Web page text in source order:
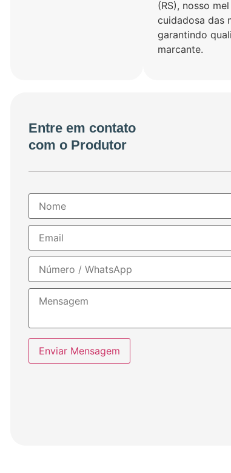
(RS), nosso
cuidadosa das
garantindo
marcante.
Entre em contato
com o Produtor
Enviar Mensagem